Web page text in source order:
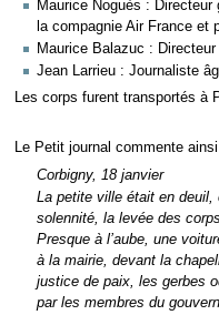
Maurice Noguès : Directeur
la compagnie Air France et
Maurice Balazuc :
Jean Larrieu : Journaliste
Les corps furent transportés à
Le Petit journal commente
Corbigny, 18 janvier
La petite ville était en
solennité, la levée des
Presque à l’aube, une
à la mairie, devant la
justice de paix, les gerbes
par les membres du